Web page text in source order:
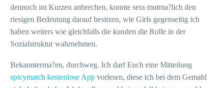
dennoch im Kurzen anbrechen, konnte sera mutma?lich den
riesigen Bedeutung darauf besitzen, wie Girls gegenseitig ich
haben weiters wie gleichfalls die kunden die Rolle in der
Sozialstruktur wahrnehmen.
Bekannterma?en, durchweg. Ich darf Euch eine Mitteilung
spicymatch kostenlose App vorlesen, diese ich bei dem Gemahl